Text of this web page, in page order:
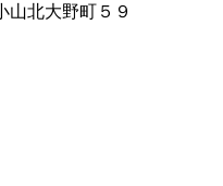
山北大野町５９